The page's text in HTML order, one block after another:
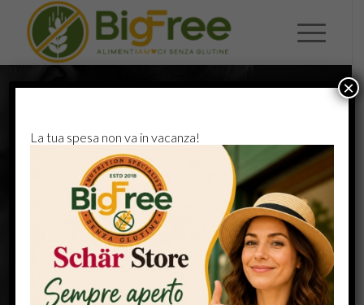
PUMPING IRON.
600 kcal / hour
4 paricipants
Difficulty: Easy
La tua spesa non va in vacanza!
×